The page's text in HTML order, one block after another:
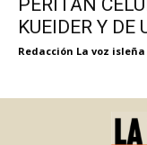
KUEIDER Y DE
Redacción La voz isleña